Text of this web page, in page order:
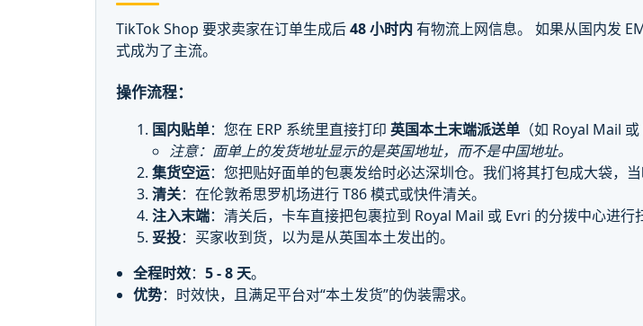
TikTok Shop 要求卖家在订单生成后48 小时内有物流上网信息。 如果从国内发
式成为了主流。
操作流程：
国内贴单：您在 ERP 系统里直接打印英国本土末端派送单 （如 Royal Mail
注意：面单上的发货地址显示的是英国地址，而不是中国地址。
集货空运：您把贴好面单的包裹发给时必达深圳仓。我们将其打包成大袋，当
清关：在伦敦希思罗机场进行 T86 模式或快件清关。
注入末端：清关后，卡车直接把包裹拉到 Royal Mail 或 Evri 的分拨中心进行
妥投：买家收到货，以为是从英国本土发出的。
全程时效： 5 - 8 天。
优势：时效快，且满足平台对“本土发货”的伪装需求。